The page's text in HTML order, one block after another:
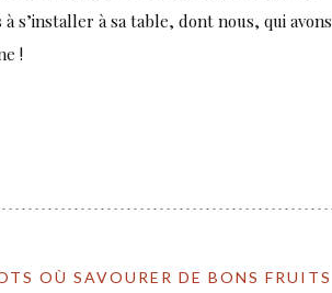
s’installer à sa table, dont nous, qui avons
!
OÙ SAVOURER DE BONS FRUITS